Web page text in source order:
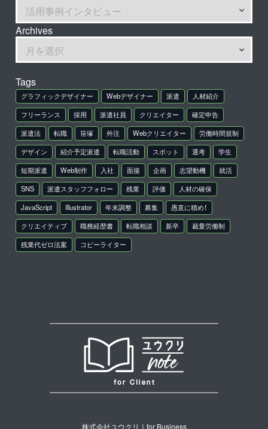
Archives
Tags
グラフィックデザイナー Webデザイナー 派遣
人材紹介
フリーランス
採用 派遣社員 クリエイター
確定申告
派遣法
転職 笹塚 外注 Webクリエイター
労働時間規制
デザイン
紹介予定派遣 転職活動 スポット 選考
学生
短期派遣
Web制作 入社 面接 企画 志望動機
就活
SNS
派遣スタッフフォロー 残業 評価
人材の確保
JavaScript
Illustrator 年末調整 募集
愚直に積め！
クリエイティブ
職務経歴書 転職相談 新卒
裁量労働制
残業代ゼロ法案
コピーライター
株式会社ユウクリ｜for Business